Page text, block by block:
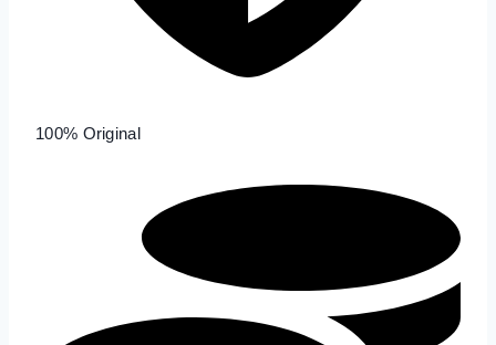
100% Original